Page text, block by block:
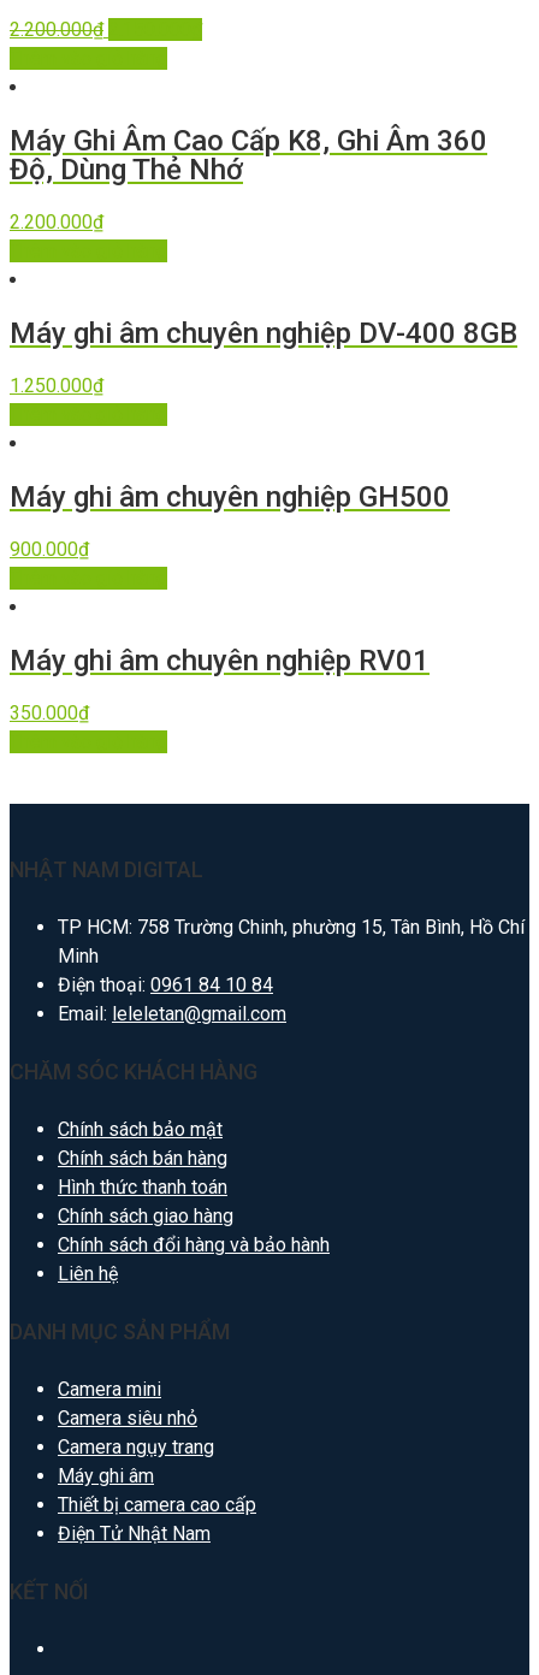
2.200.000₫
Máy Ghi Âm Cao Cấp K8, Ghi Âm 360
Độ, Dùng Thẻ Nhớ
2.200.000₫
Máy ghi âm chuyên nghiệp DV-400 8GB
1.250.000₫
Máy ghi âm chuyên nghiệp GH500
900.000₫
Máy ghi âm chuyên nghiệp RV01
350.000₫
NHẬT NAM DIGITAL
TP HCM: 758 Trường Chinh, phường 15, Tân Bình, Hồ Chí
Minh
Điện thoại: 0961 84 10 84
Email: leleletan@gmail.com
CHĂM SÓC KHÁCH HÀNG
Chính sách bảo mật
Chính sách bán hàng
Hình thức thanh toán
Chính sách giao hàng
Chính sách đổi hàng và bảo hành
Liên hệ
DANH MỤC SẢN PHẨM
Camera mini
Camera siêu nhỏ
Camera ngụy trang
Máy ghi âm
Thiết bị camera cao cấp
Điện Tử Nhật Nam
KẾT NỐI